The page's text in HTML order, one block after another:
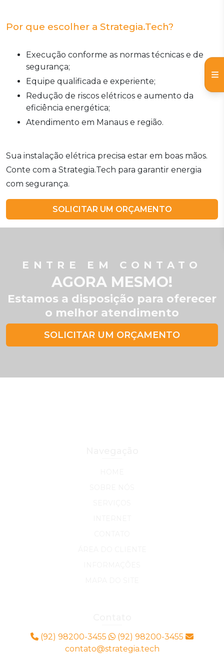
Por que escolher a Strategia.Tech?
Execução conforme as normas técnicas e de
segurança;
Equipe qualificada e experiente;
Redução de riscos elétricos e aumento da
eficiência energética;
Atendimento em Manaus e região.
Sua instalação elétrica precisa estar em boas mãos.
Conte com a Strategia.Tech para garantir energia
com segurança.
SOLICITAR UM ORÇAMENTO
ENTRE EM CONTATO
AGORA MESMO!
Estamos a disposição para oferecer
o melhor atendimento
SOLICITAR UM ORÇAMENTO
(92) 98200-3455
(92) 98200-3455
contato@strategia.tech